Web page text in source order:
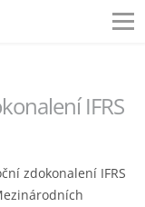
IFRS
zdokonalení IFRS